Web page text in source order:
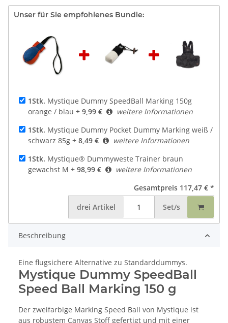
Unser für Sie empfohlenes Bundle:
1Stk. Mystique Dummy SpeedBall Marking 150g
orange / blau + 9,99 €
weitere Informationen
1Stk. Mystique Dummy Pocket Dummy Marking weiß /
schwarz 85g + 8,49 €
weitere Informationen
1Stk. Mystique® Dummyweste Trainer braun
gewachst M + 98,99 €
weitere Informationen
Gesamtpreis 117,47 € *
drei Artikel Set/s
Beschreibung
Eine flugsichere Alternative zu Standarddummys.
Mystique Dummy SpeedBall
Speed Ball Marking 150 g
Der zweifarbige Marking Speed Ball von Mystique ist
aus robustem Canvas Stoff gefertigt und mit einer